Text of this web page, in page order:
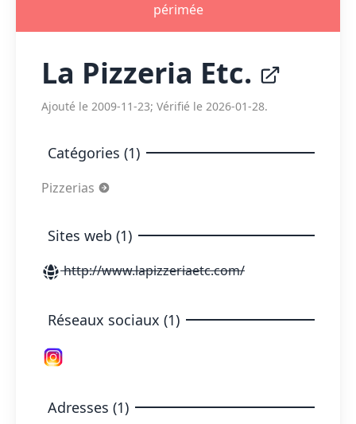
périmée
La Pizzeria Etc.
Ajouté le 2009-11-23; Vérifié le 2026-01-28.
Catégories (1)
Pizzerias
Sites web (1)
http://www.lapizzeriaetc.com/
Réseaux sociaux (1)
Adresses (1)